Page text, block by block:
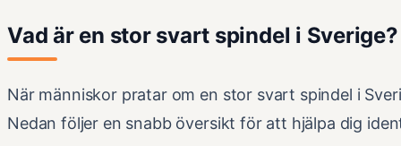
Vad är en stor svart spindel i Sverige?
När människor pratar om en stor svart spindel i
Nedan följer en snabb översikt för att hjälpa dig